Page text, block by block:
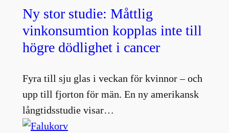
Ny stor studie: Måttlig
vinkonsumtion kopplas inte till
högre dödlighet i cancer
Fyra till sju glas i veckan för kvinnor – och
upp till fjorton för män. En ny amerikansk
långtidsstudie visar…